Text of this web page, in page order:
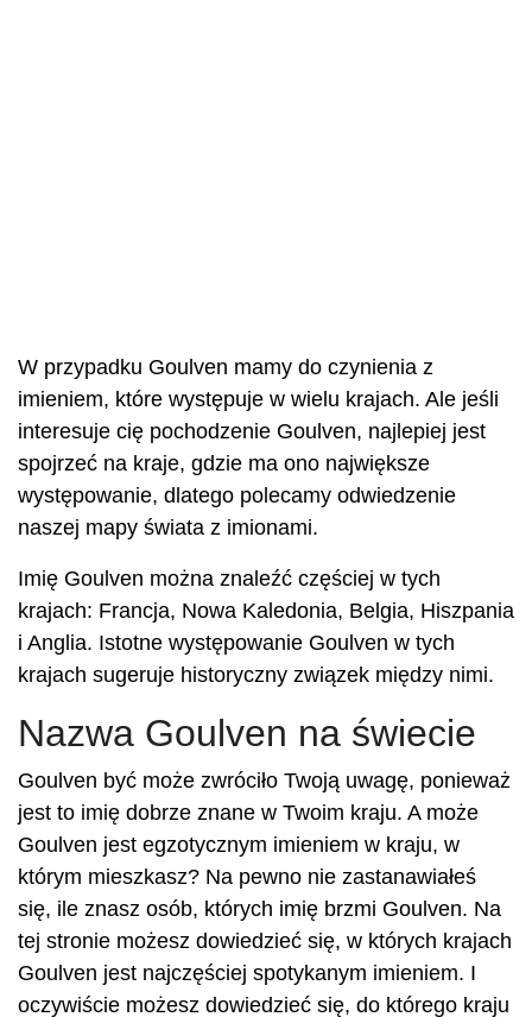
W przypadku Goulven mamy do czynienia z
imieniem, które występuje w wielu krajach. Ale jeśli
interesuje cię pochodzenie Goulven, najlepiej jest
spojrzeć na kraje, gdzie ma ono największe
występowanie, dlatego polecamy odwiedzenie
naszej mapy świata z imionami.
Imię Goulven można znaleźć częściej w tych
krajach: Francja, Nowa Kaledonia, Belgia, Hiszpania
i Anglia. Istotne występowanie Goulven w tych
krajach sugeruje historyczny związek między nimi.
Nazwa Goulven na świecie
Goulven być może zwróciło Twoją uwagę, ponieważ
jest to imię dobrze znane w Twoim kraju. A może
Goulven jest egzotycznym imieniem w kraju, w
którym mieszkasz? Na pewno nie zastanawiałeś
się, ile znasz osób, których imię brzmi Goulven. Na
tej stronie możesz dowiedzieć się, w których krajach
Goulven jest najczęściej spotykanym imieniem. I
oczywiście możesz dowiedzieć się, do którego kraju